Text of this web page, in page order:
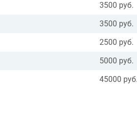
3500 руб.
3500 руб.
2500 руб.
5000 руб.
45000 руб.